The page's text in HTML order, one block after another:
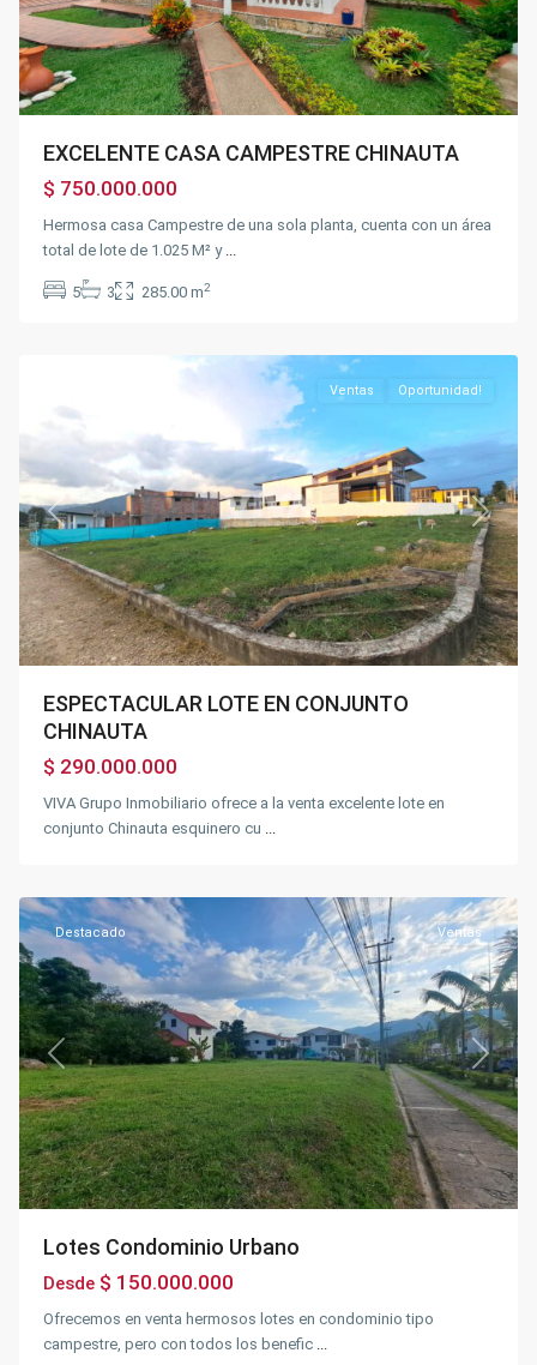
EXCELENTE CASA CAMPESTRE CHINAUTA
$ 750.000.000
Hermosa casa Campestre de una sola planta, cuenta con un área
total de lote de 1.025 M² y
5 3 285.00 m2
Previous Next
Ventas Oportunidad!
ESPECTACULAR LOTE EN CONJUNTO
CHINAUTA
$ 290.000.000
VIVA Grupo Inmobiliario ofrece a la venta excelente lote en
conjunto Chinauta esquinero cu ...
Puentes,
Silvania
Previous Next
Destacado Ventas
Lotes Condominio Urbano
Desde $ 150.000.000
Ofrecemos en venta hermosos lotes en condominio tipo
campestre, pero con todos los benefic ...